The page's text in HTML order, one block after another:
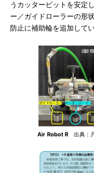
うカッタービットを安定
ー／ガイドローラーの形
防止に補助輪を追加してい
Air Robot R 出典：